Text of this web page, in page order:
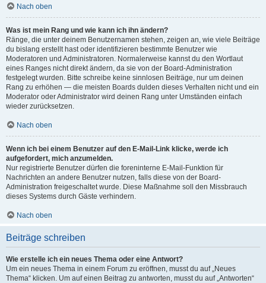
Nach oben
Was ist mein Rang und wie kann ich ihn ändern?
Ränge, die unter deinem Benutzernamen stehen, zeigen an, wie viele Beiträge
du bislang erstellt hast oder identifizieren bestimmte Benutzer wie
Moderatoren und Administratoren. Normalerweise kannst du den Wortlaut
eines Ranges nicht direkt ändern, da sie von der Board-Administration
festgelegt wurden. Bitte schreibe keine sinnlosen Beiträge, nur um deinen
Rang zu erhöhen — die meisten Boards dulden dieses Verhalten nicht und ein
Moderator oder Administrator wird deinen Rang unter Umständen einfach
wieder zurücksetzen.
Nach oben
Wenn ich bei einem Benutzer auf den E-Mail-Link klicke, werde ich
aufgefordert, mich anzumelden.
Nur registrierte Benutzer dürfen die foreninterne E-Mail-Funktion für
Nachrichten an andere Benutzer nutzen, falls diese von der Board-
Administration freigeschaltet wurde. Diese Maßnahme soll den Missbrauch
dieses Systems durch Gäste verhindern.
Nach oben
Beiträge schreiben
Wie erstelle ich ein neues Thema oder eine Antwort?
Um ein neues Thema in einem Forum zu eröffnen, musst du auf „Neues
Thema“ klicken. Um auf einen Beitrag zu antworten, musst du auf „Antworten“